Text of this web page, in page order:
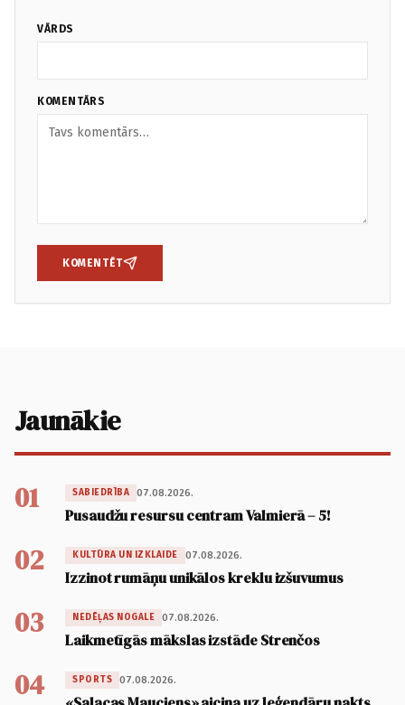
VĀRDS
KOMENTĀRS
KOMENTĒT
Jaunākie
01 SABIEDRĪBA 07.08.2026.
Pusaudžu resursu centram Valmierā – 5!
02 KULTŪRA UN IZKLAIDE 07.08.2026.
Izzinot rumāņu unikālos kreklu izšuvumus
03 NEDĒĻAS NOGALE 07.08.2026.
Laikmetīgās mākslas izstāde Strenčos
04 SPORTS 07.08.2026.